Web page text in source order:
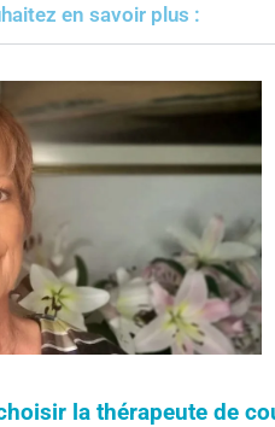
en savoir plus :
la thérapeute de